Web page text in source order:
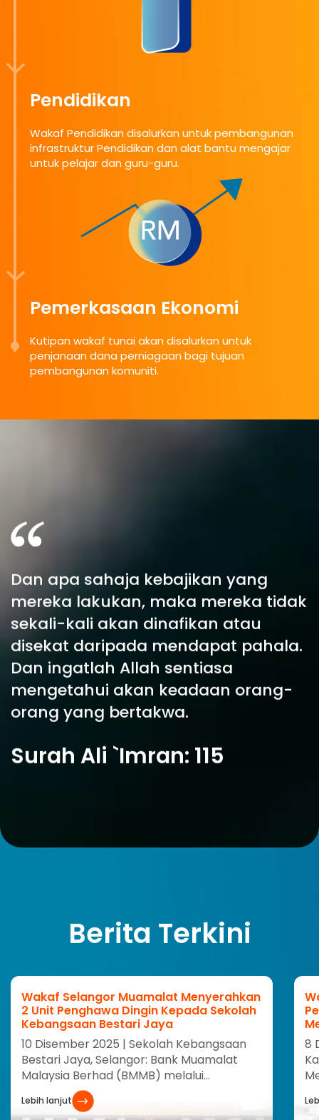
Pendidikan
Wakaf Pendidikan disalurkan untuk pembangunan
infrastruktur Pendidikan dan alat bantu mengajar
untuk pelajar dan guru-guru.
Pemerkasaan Ekonomi
Kutipan wakaf tunai akan disalurkan untuk
penjanaan dana perniagaan bagi tujuan
pembangunan komuniti.
Dan apa sahaja kebajikan yang
mereka lakukan, maka mereka tidak
sekali-kali akan dinafikan atau
disekat daripada mendapat pahala.
Dan ingatlah Allah sentiasa
mengetahui akan keadaan orang-
orang yang bertakwa.
Surah Ali `Imran: 115
Berita Terkini
Wakaf Selangor Muamalat Menyerahkan
2 Unit Penghawa Dingin Kepada Sekolah
Kebangsaan Bestari Jaya
10 Disember 2025 | Sekolah Kebangsaan
Bestari Jaya, Selangor: Bank Muamalat
Malaysia Berhad (BMMB) melalui...
Lebih lanjut
8